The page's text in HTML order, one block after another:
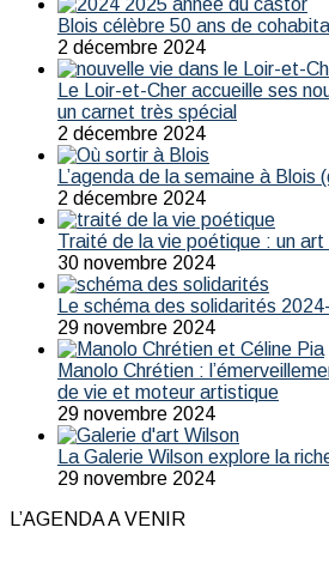
Blois célèbre 50 ans de
2 décembre 2024
Le Loir-et-Cher accueille ses
un carnet très spécial
2 décembre 2024
L’agenda de la semaine à
2 décembre 2024
Traité de la vie poétique : un art
30 novembre 2024
Le schéma des solidarités
29 novembre 2024
Manolo Chrétien :
de vie et moteur artistique
29 novembre 2024
La Galerie Wilson explore la
29 novembre 2024
L’AGENDA A VENIR